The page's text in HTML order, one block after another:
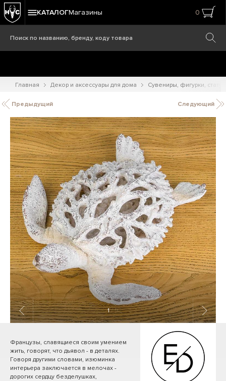
КАТАЛОГМагазины 0
Главная Декор и аксессуары для дома Сувениры, фигурки,
Предыдущий Следующий
1/ 9
Французы, славящиеся своим умением
жить, говорят, что дьявол - в деталях.
Говоря другими словами, изюминка
интерьера заключается в мелочах -
дорогих сердцу безделушках,